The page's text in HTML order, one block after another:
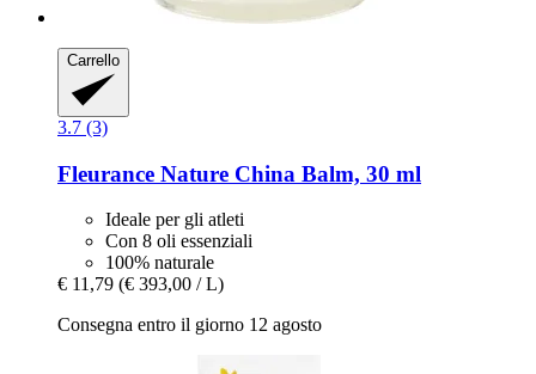
Carrello
3.7 (3)
Fleurance Nature China Balm, 30 ml
Ideale per gli atleti
Con 8 oli essenziali
100% naturale
€ 11,79 (€ 393,00 / L)
Consegna entro il giorno 12 agosto